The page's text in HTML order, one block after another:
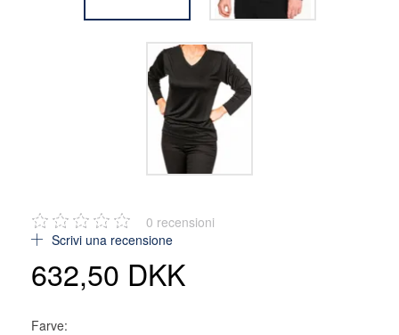
0 recensioni
Scrivi una recensione
632,50 DKK
Farve: